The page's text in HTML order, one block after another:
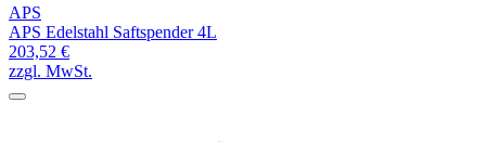
APS
APS Edelstahl Saftspender 4L
203,52 €
zzgl. MwSt.